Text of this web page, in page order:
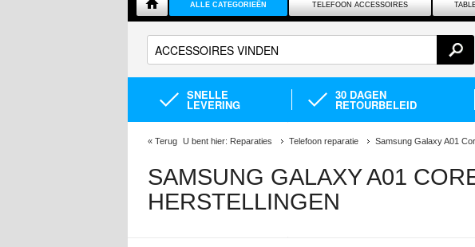
ALLE CATEGORIEËN TELEFOON ACCESSOIRES
SNELLE
LEVERING
30 DAGEN
RETOURBELEID
« Terug U bent hier: Reparaties Telefoon reparatie Samsung Galaxy A01
SAMSUNG GALAXY A01
HERSTELLINGEN